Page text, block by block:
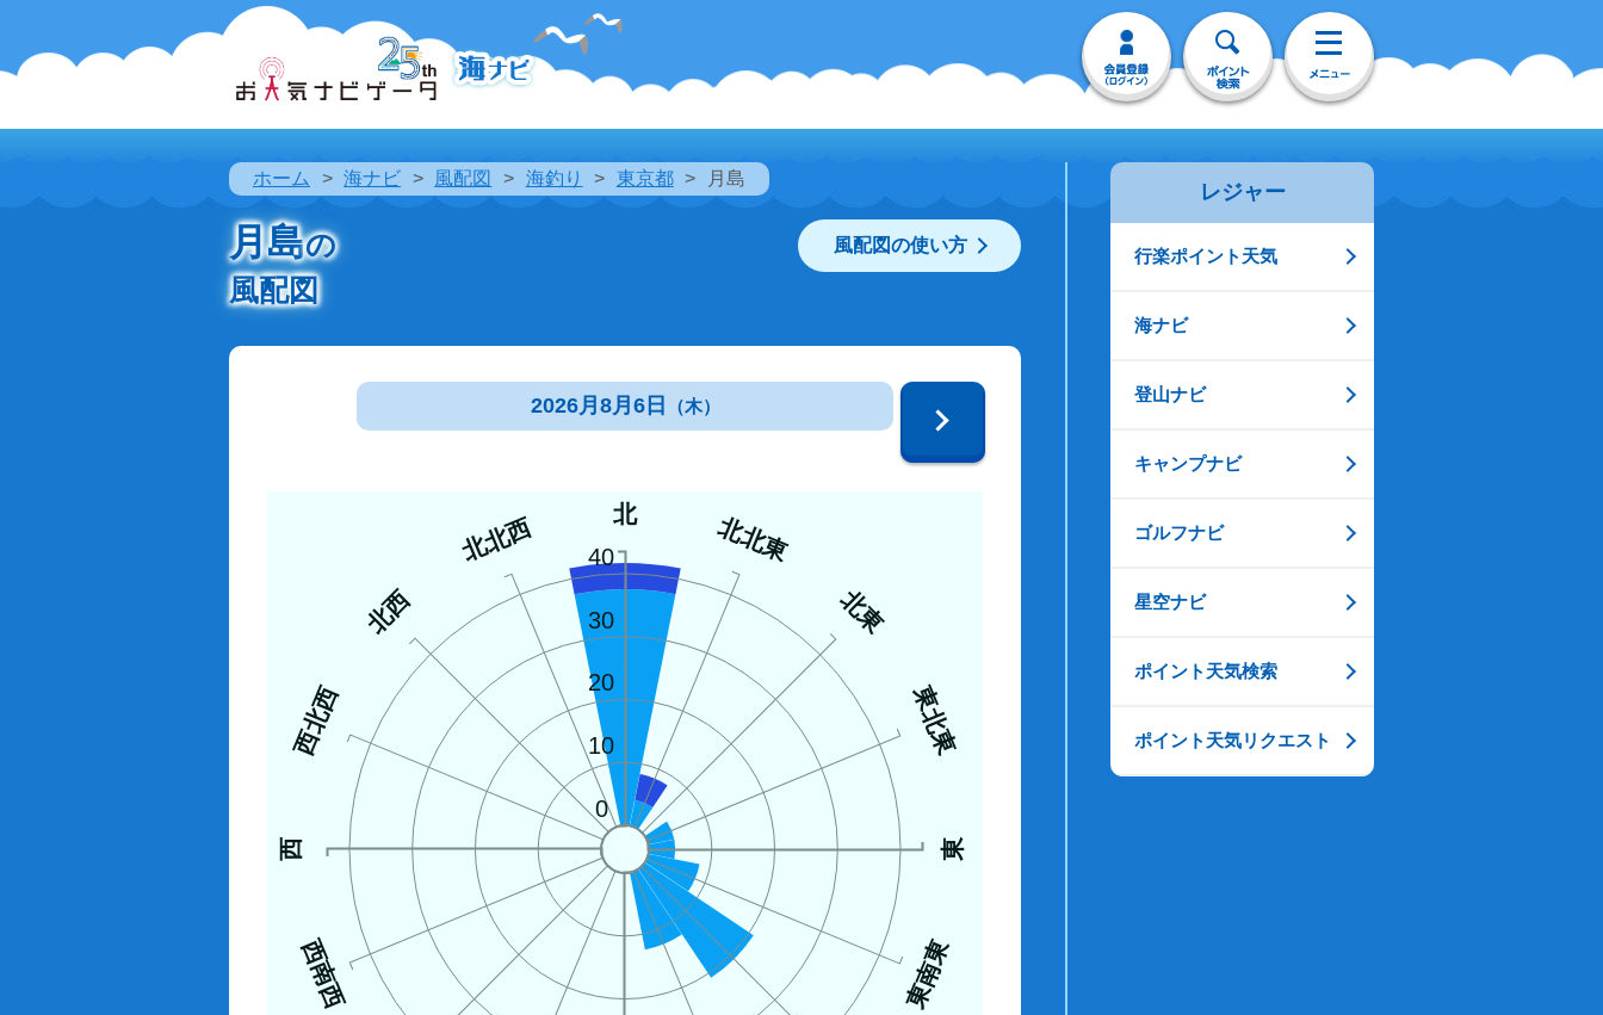
ホーム 海ナビ 風配図 海釣り 東京都 月島
月島の
風配図
風配図の使い方
2026月8月6日 （木）
北 北北東
北東
東北東
東
東南東
西南西
西
西北西
北西
北北西
0
10
20
30
40
レジャー
行楽ポイント天気
海ナビ
登山ナビ
キャンプナビ
ゴルフナビ
星空ナビ
ポイント天気検索
ポイント天気リクエスト